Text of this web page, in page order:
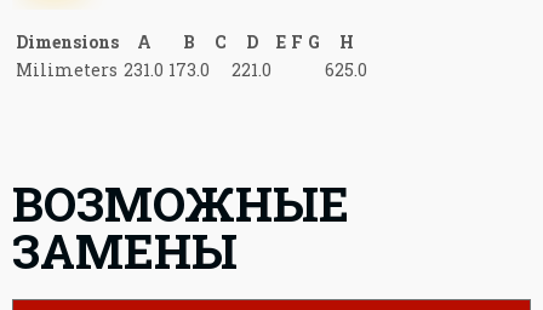
Dimensions A B C D E F G
H
Milimeters 231.0 173.0 221.0 625.0
ВОЗМОЖНЫЕ
ЗАМЕНЫ